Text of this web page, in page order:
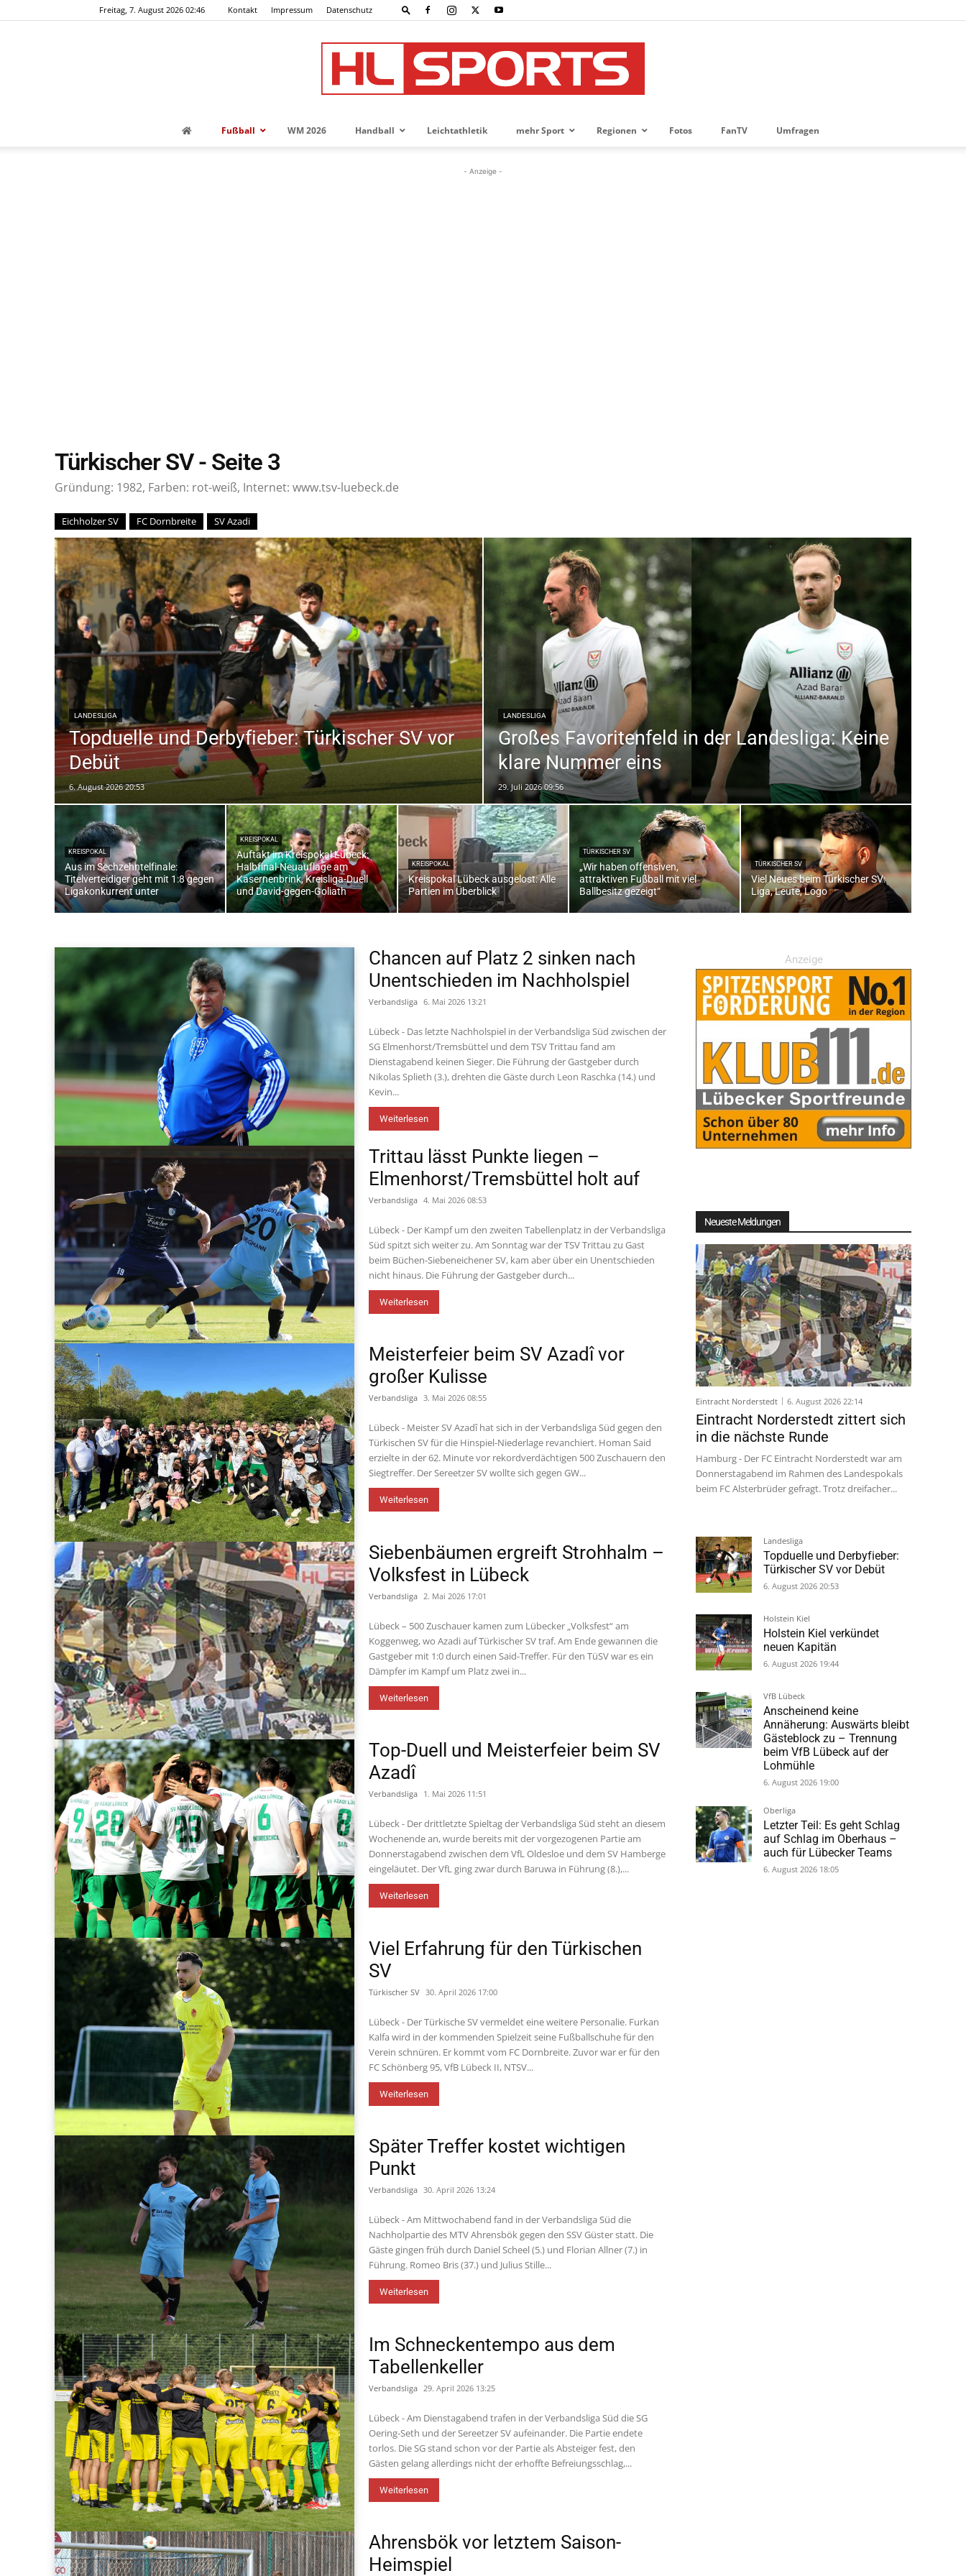
Freitag, 7. August 2026 02:46 Kontakt Impressum Datenschutz
Region
Lübeck
Fußball WM 2026 Handball Leichtathletik mehr Sport Regionen Fotos FanTV Umfragen
- Anzeige -
Türkischer SV- Seite 3
Gründung: 1982, Farben: rot-weiß, Internet: www.tsv-luebeck.de
Eichholzer SV FC Dornbreite SV Azadi
LANDESLIGA
Topduelle und Derbyfieber: Türkischer SV vor
Debüt
6. August 2026 20:53
LANDESLIGA
Großes Favoritenfeld in der Landesliga: Keine
klare Nummer eins
29. Juli 2026 09:56
KREISPOKAL
Aus im Sechzehntelfinale:
Titelverteidiger geht mit 1:8 gegen
Ligakonkurrent unter
KREISPOKAL
Auftakt im Kreispokal Lübeck:
Halbfinal-Neuauflage am
Kasernenbrink, Kreisliga-Duell
und David-gegen-Goliath
KREISPOKAL
Kreispokal Lübeck ausgelost: Alle
Partien im Überblick
TÜRKISCHER SV
„Wir haben offensiven,
attraktiven Fußball mit viel
Ballbesitz gezeigt“
TÜRKISCHER SV
Viel Neues beim Türkischer SV:
Liga, Leute, Logo
Chancen auf Platz 2 sinken nach
Unentschieden im Nachholspiel
Verbandsliga 6. Mai 2026 13:21
Lübeck - Das letzte Nachholspiel in der Verbandsliga Süd zwischen der
SG Elmenhorst/Tremsbüttel und dem TSV Trittau fand am
Dienstagabend keinen Sieger. Die Führung der Gastgeber durch
Nikolas Splieth (3.), drehten die Gäste durch Leon Raschka (14.) und
Kevin...
Weiterlesen
Trittau lässt Punkte liegen –
Elmenhorst/Tremsbüttel holt auf
Verbandsliga 4. Mai 2026 08:53
Lübeck - Der Kampf um den zweiten Tabellenplatz in der Verbandsliga
Süd spitzt sich weiter zu. Am Sonntag war der TSV Trittau zu Gast
beim Büchen-Siebeneichener SV, kam aber über ein Unentschieden
nicht hinaus. Die Führung der Gastgeber durch...
Weiterlesen
Meisterfeier beim SV Azadî vor
großer Kulisse
Verbandsliga 3. Mai 2026 08:55
Lübeck - Meister SV Azadî hat sich in der Verbandsliga Süd gegen den
Türkischen SV für die Hinspiel-Niederlage revanchiert. Homan Said
erzielte in der 62. Minute vor rekordverdächtigen 500 Zuschauern den
Siegtreffer. Der Sereetzer SV wollte sich gegen GW...
Weiterlesen
Siebenbäumen ergreift Strohhalm –
Volksfest in Lübeck
Verbandsliga 2. Mai 2026 17:01
Lübeck – 500 Zuschauer kamen zum Lübecker „Volksfest“ am
Koggenweg, wo Azadi auf Türkischer SV traf. Am Ende gewannen die
Gastgeber mit 1:0 durch einen Said-Treffer. Für den TüSV war es ein
Dämpfer im Kampf um Platz zwei in...
Weiterlesen
Top-Duell und Meisterfeier beim SV
Azadî
Verbandsliga 1. Mai 2026 11:51
Lübeck - Der drittletzte Spieltag der Verbandsliga Süd steht an diesem
Wochenende an, wurde bereits mit der vorgezogenen Partie am
Donnerstagabend zwischen dem VfL Oldesloe und dem SV Hamberge
eingeläutet. Der VfL ging zwar durch Baruwa in Führung (8.),...
Weiterlesen
Viel Erfahrung für den Türkischen
SV
Türkischer SV 30. April 2026 17:00
Lübeck - Der Türkische SV vermeldet eine weitere Personalie. Furkan
Kalfa wird in der kommenden Spielzeit seine Fußballschuhe für den
Verein schnüren. Er kommt vom FC Dornbreite. Zuvor war er für den
FC Schönberg 95, VfB Lübeck II, NTSV...
Weiterlesen
Später Treffer kostet wichtigen
Punkt
Verbandsliga 30. April 2026 13:24
Lübeck - Am Mittwochabend fand in der Verbandsliga Süd die
Nachholpartie des MTV Ahrensbök gegen den SSV Güster statt. Die
Gäste gingen früh durch Daniel Scheel (5.) und Florian Allner (7.) in
Führung. Romeo Bris (37.) und Julius Stille...
Weiterlesen
Im Schneckentempo aus dem
Tabellenkeller
Verbandsliga 29. April 2026 13:25
Lübeck - Am Dienstagabend trafen in der Verbandsliga Süd die SG
Oering-Seth und der Sereetzer SV aufeinander. Die Partie endete
torlos. Die SG stand schon vor der Partie als Absteiger fest, den
Gästen gelang allerdings nicht der erhoffte Befreiungsschlag,...
Weiterlesen
Ahrensbök vor letztem Saison-
Heimspiel
Anzeige
Neueste Meldungen
Eintracht Norderstedt 6. August 2026 22:14
Eintracht Norderstedt zittert sich
in die nächste Runde
Hamburg - Der FC Eintracht Norderstedt war am
Donnerstagabend im Rahmen des Landespokals
beim FC Alsterbrüder gefragt. Trotz dreifacher...
Landesliga
Topduelle und Derbyfieber:
Türkischer SV vor Debüt
6. August 2026 20:53
Holstein Kiel
Holstein Kiel verkündet
neuen Kapitän
6. August 2026 19:44
VfB Lübeck
Anscheinend keine
Annäherung: Auswärts bleibt
Gästeblock zu – Trennung
beim VfB Lübeck auf der
Lohmühle
6. August 2026 19:00
Oberliga
Letzter Teil: Es geht Schlag
auf Schlag im Oberhaus –
auch für Lübecker Teams
6. August 2026 18:05